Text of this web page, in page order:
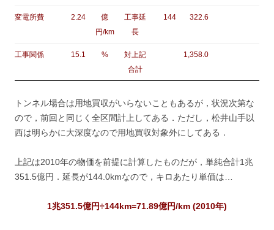
変電所費 2.24
億
円/km
工事延
長
144 322.6
工事関係 15.1 %
対上記
合計
1,358.0
トンネル場合は用地買収がいらないこともあるが，状況次第な
ので，前回と同じく全区間計上してある．ただし，松井山手以
西は明らかに大深度なので用地買収対象外にしてある．
上記は2010年の物価を前提に計算したものだが，単純合計1兆
351.5億円．延長が144.0kmなので，キロあたり単価は…
1兆351.5億円÷144km=71.89億円/km (2010年)